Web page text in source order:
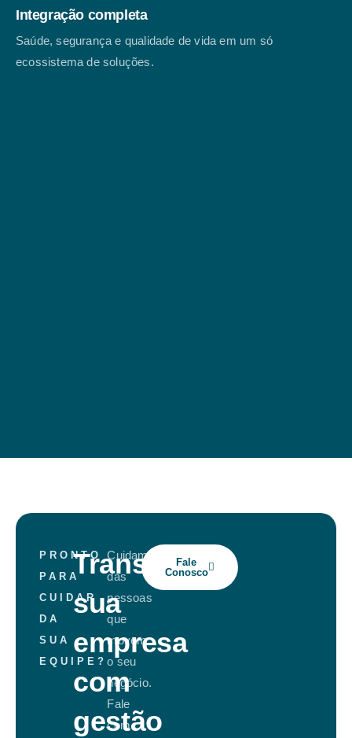
Integração completa
Saúde, segurança e qualidade de vida em um só
ecossistema de soluções.
PRONTO
PARA
CUIDAR
DA
SUA
EQUIPE?
Transforme
sua
empresa
com
gestão
Cuidamos
das
pessoas
que
movem
o seu
negócio.
Fale
com
Fale
Conosco